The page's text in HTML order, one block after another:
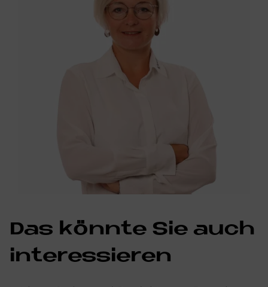
Das könn­te Sie auch
in­ter­es­sie­ren